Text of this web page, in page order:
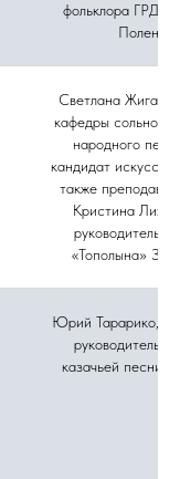
фольклора
Поленова
Светлана
кафедры сольного
народного
кандидат
также
Кристина
руководитель
«Тополына» Зоя
Юрий Тарарико,
руководитель
казачьей песни